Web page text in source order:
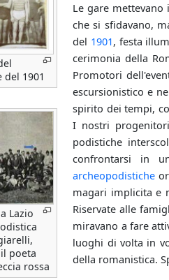
1901
Lazio
poeta
rossa
Le gare
che si sfidavano,
del 1901, festa
cerimonia della
Promotori
escursionistico e
spirito dei tempi,
I nostri
podistiche
confrontarsi in
archeopodistiche
magari implicita e
Riservate alle
miravano a fare
luoghi di volta in
della romanistica.